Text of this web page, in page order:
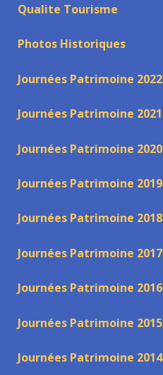
Qualite Tourisme
Photos Historiques
Journées Patrimoine 2022
Journées Patrimoine 2021
Journées Patrimoine 2020
Journées Patrimoine 2019
Journées Patrimoine 2018
Journées Patrimoine 2017
Journées Patrimoine 2016
Journées Patrimoine 2015
Journées Patrimoine 2014